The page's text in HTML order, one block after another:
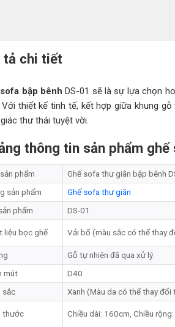
tả chi tiết
bập bênh DS-01 sẽ là sự lựa chọn
Với thiết kế tinh tế, kết hợp giữa khung
thư thái tuyệt vời.
thông tin sản phẩm
phẩm
Ghế sofa thư giãn bập bênh
sản phẩm
Ghế sofa thư giãn
phẩm
DS-01
liệu bọc ghế Vải bố (màu sắc có thể thay
Gỗ tự nhiên đã qua xử lý
mút
D40
sắc
Xanh (Màu da có thể thay đổi
thước Chiều dài: 160cm, Chiều